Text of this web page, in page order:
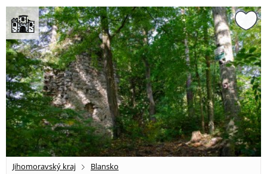
Jihomoravský kraj Blansko